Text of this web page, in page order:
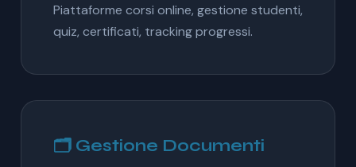
Piattaforme corsi online, gestione studenti,
quiz, certificati, tracking progressi.
🗂️ Gestione Documenti